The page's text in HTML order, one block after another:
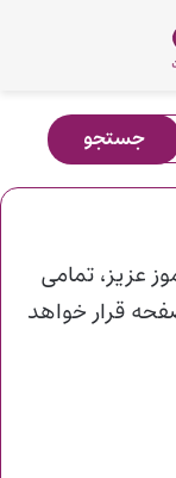
عزیز، تمامی
قرار خواهد